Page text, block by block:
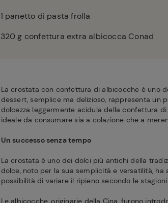
1 panetto di pasta frolla
320g confettura extra albicocca Conad
La crostata con confettura di albicocche è uno
dessert, semplice ma delizioso, rappresenta
dolcezza leggermente acidula della confettura
ideale da consumare sia a colazione che a
Un successo senza tempo
La crostata è uno dei dolci più antichi della
dolce, noto per la sua semplicità e versatilità,
possibilità di variare il ripieno secondo le
Le albicocche, originarie della Cina, furono